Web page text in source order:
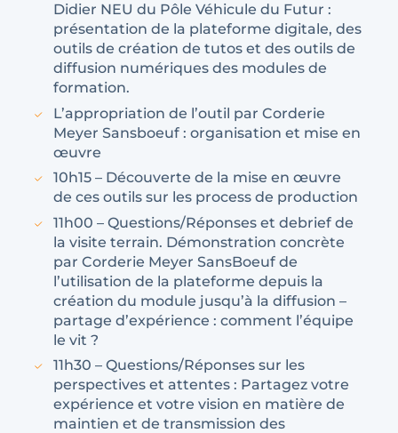
Didier NEU du Pôle Véhicule du Futur :
présentation de la plateforme digitale, des
outils de création de tutos et des outils de
diffusion numériques des modules de
formation.
L’appropriation de l’outil par Corderie
Meyer Sansboeuf : organisation et mise en
œuvre
10h15 – Découverte de la mise en œuvre
de ces outils sur les process de production
11h00 – Questions/Réponses et debrief de
la visite terrain. Démonstration concrète
par Corderie Meyer SansBoeuf de
l’utilisation de la plateforme depuis la
création du module jusqu’à la diffusion –
partage d’expérience : comment l’équipe
le vit ?
11h30 – Questions/Réponses sur les
perspectives et attentes : Partagez votre
expérience et votre vision en matière de
maintien et de transmission des